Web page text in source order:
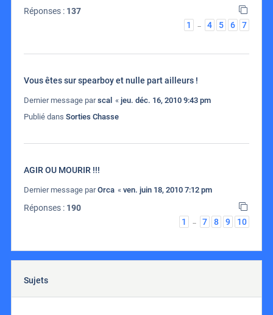
Réponses : 137
1
… 4 5 6 7
Vous êtes sur spearboy et nulle part ailleurs !
Dernier message parscal « jeu. déc. 16, 2010 9:43 pm
Publié dans Sorties Chasse
AGIR OU MOURIR !!!
Dernier message parOrca « ven. juin 18, 2010 7:12 pm
Réponses : 190
1
… 7 8 9 10
Sujets